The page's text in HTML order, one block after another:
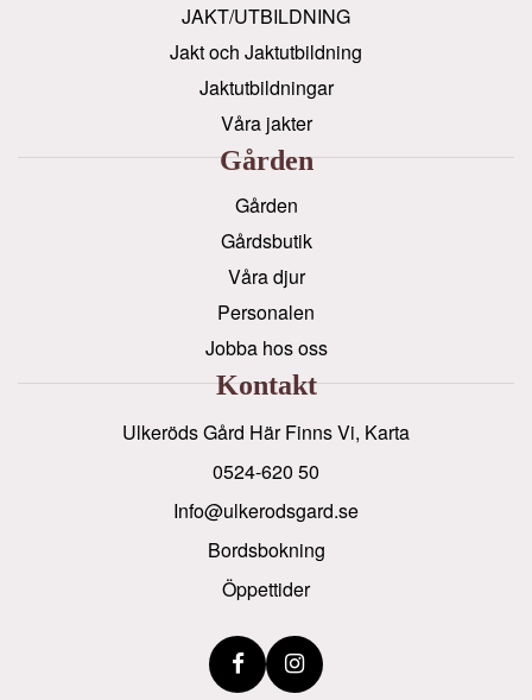
JAKT/UTBILDNING
Jakt och Jaktutbildning
Jaktutbildningar
Våra jakter
Gården
Gården
Gårdsbutik
Våra djur
Personalen
Jobba hos oss
Kontakt
Ulkeröds Gård Här Finns Vi, Karta
0524-620 50
info@ulkerodsgard.se
Bordsbokning
Öppettider